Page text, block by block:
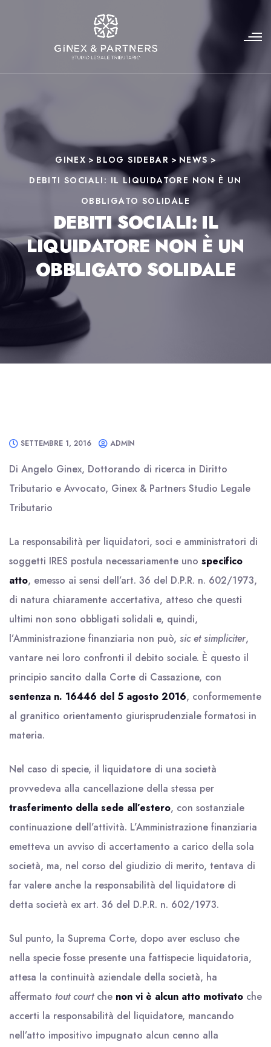
GINEX > BLOG SIDEBAR > NEWS >
DEBITI SOCIALI: IL LIQUIDATORE NON È UN
OBBLIGATO SOLIDALE
DEBITI SOCIALI: IL
LIQUIDATORE NON È UN
OBBLIGATO SOLIDALE
SETTEMBRE 1, 2016 ADMIN
Di Angelo Ginex, Dottorando di ricerca in Diritto
Tributario e Avvocato, Ginex & Partners Studio Legale
Tributario
La responsabilità per liquidatori, soci e amministratori di
soggetti IRES postula necessariamente uno specifico
atto, emesso ai sensi dell’art. 36 del D.P.R. n. 602/1973,
di natura chiaramente accertativa, atteso che questi
ultimi non sono obbligati solidali e, quindi,
l’Amministrazione finanziaria non può, sic et simpliciter,
vantare nei loro confronti il debito sociale. È questo il
principio sancito dalla Corte di Cassazione, con
sentenza n. 16446 del 5 agosto 2016, conformemente
al granitico orientamento giurisprudenziale formatosi in
materia.
Nel caso di specie, il liquidatore di una società
provvedeva alla cancellazione della stessa per
trasferimento della sede all’estero, con sostanziale
continuazione dell’attività. L’Amministrazione finanziaria
emetteva un avviso di accertamento a carico della sola
società, ma, nel corso del giudizio di merito, tentava di
far valere anche la responsabilità del liquidatore di
detta società ex art. 36 del D.P.R. n. 602/1973.
Sul punto, la Suprema Corte, dopo aver escluso che
nella specie fosse presente una fattispecie liquidatoria,
attesa la continuità aziendale della società, ha
affermato tout courtche non vi è alcun atto motivato che
accerti la responsabilità del liquidatore, mancando
nell’atto impositivo impugnato alcun cenno alla